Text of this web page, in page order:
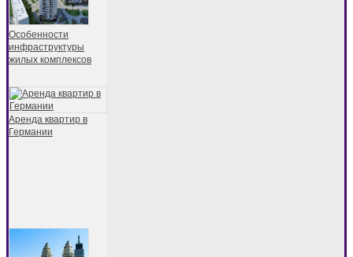
Особенности
инфраструктуры
жилых комплексов
Аренда квартир в
Германии